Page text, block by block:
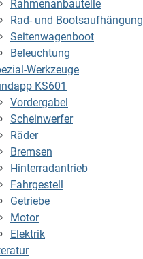
Rahmenanbauteile
Rad- und Bootsaufhängung
Seitenwagenboot
Beleuchtung
Werkzeuge
KS601
Vordergabel
Scheinwerfer
Räder
Bremsen
Hinterradantrieb
Fahrgestell
Getriebe
Motor
Elektrik